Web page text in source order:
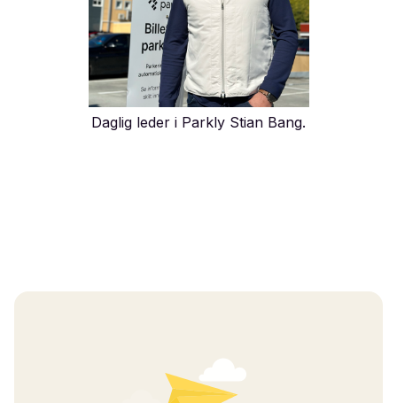
Daglig leder i Parkly Stian Bang.